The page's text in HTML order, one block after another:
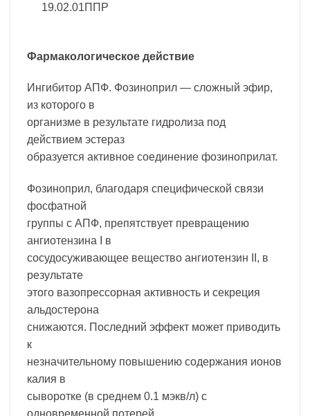
19.02.01ППР
Фармакологическое действие
Ингибитор АПФ. Фозиноприл — сложный эфир,
из которого в
организме в результате гидролиза под
действием эстераз
образуется активное соединение фозиноприлат.
Фозиноприл, благодаря специфической связи
фосфатной
группы с АПФ, препятствует превращению
ангиотензина I в
сосудосуживающее вещество ангиотензин II, в
результате
этого вазопрессорная активность и секреция
альдостерона
снижаются. Последний эффект может приводить
к
незначительному повышению содержания ионов
калия в
сыворотке (в среднем 0.1 мэкв/л) с
одновременной потерей